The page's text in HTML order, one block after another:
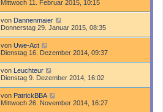
Mittwoch 11. Februar 2015, 10:15
von Dannenmaier
Donnerstag 29. Januar 2015, 08:35
von Uwe-Act
Dienstag 16. Dezember 2014, 09:37
von Leuchteur
Dienstag 9. Dezember 2014, 16:02
von PatrickBBA
Mittwoch 26. November 2014, 16:27